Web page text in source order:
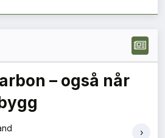
– også når
›